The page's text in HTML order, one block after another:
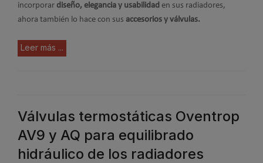
incorporar diseño, elegancia y usabilidad en sus radiadores,
ahora también lo hace con sus accesorios y válvulas.
Leer más ...
Válvulas termostáticas Oventrop
AV9 y AQ para equilibrado
hidráulico de los radiadores